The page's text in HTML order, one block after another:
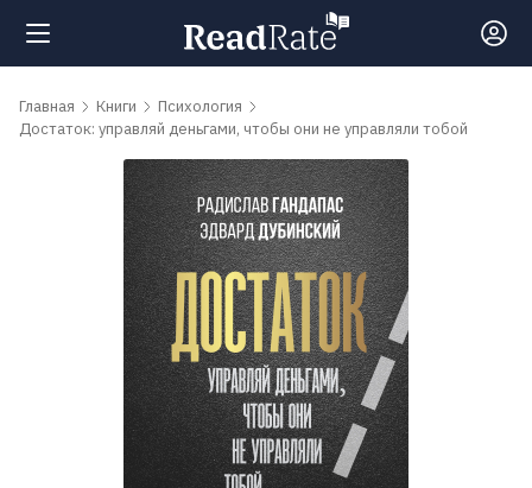
Поиск
Рейтинги
обсуждаемые
Главная Книги
Психология
Достаток: управляй деньгами, чтобы они не управляли тобой